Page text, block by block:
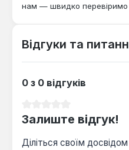
нам — швидко перевіримо
Відгуки та
0 з 0 відгуків
Залиште відгук!
Діліться своїм